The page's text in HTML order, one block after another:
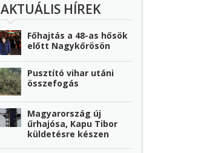
AKTUÁLIS HÍREK
Főhajtás a 48-as hősök
előtt Nagykőrösön
Pusztító vihar utáni
összefogás
Magyarország új
űrhajósa, Kapu Tibor
küldetésre készen